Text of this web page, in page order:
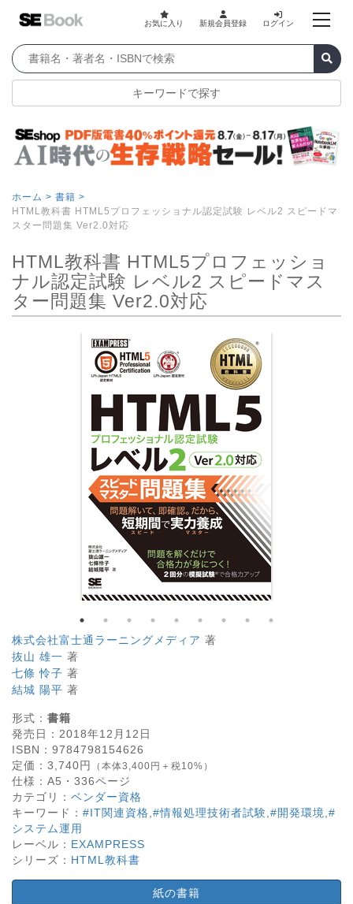
お気に入り 新規会員登録 ログイン
キーワードで探す
ホーム > 書籍 >
HTML教科書 HTML5プロフェッショナル認定試験 レベル2 スピードマ
スター問題集 Ver2.0対応
HTML教科書 HTML5プロフェッショ
ナル認定試験 レベル2 スピードマス
ター問題集 Ver2.0対応
株式会社富士通ラーニングメディア 著
抜山 雄一 著
七條 怜子 著
結城 陽平 著
形式： 書籍
発売日： 2018年12月12日
ISBN： 9784798154626
定価： 3,740円 （本体3,400円＋税10%）
仕様： A5・ 336ページ
カテゴリ： ベンダー資格
キーワード： #IT関連資格 #情報処理技術者試験 #開発環境 #
システム運用
レーベル： EXAMPRESS
シリーズ： HTML教科書
紙の書籍